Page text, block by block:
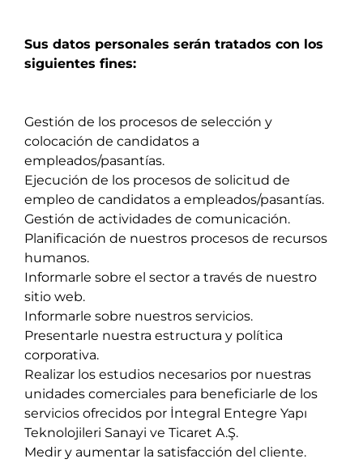
Sus datos personales serán tratados con los
siguientes fines:
Gestión de los procesos de selección y
colocación de candidatos a
empleados/pasantías.
Ejecución de los procesos de solicitud de
empleo de candidatos a empleados/pasantías.
Gestión de actividades de comunicación.
Planificación de nuestros procesos de recursos
humanos.
Informarle sobre el sector a través de nuestro
sitio web.
Informarle sobre nuestros servicios.
Presentarle nuestra estructura y política
corporativa.
Realizar los estudios necesarios por nuestras
unidades comerciales para beneficiarle de los
servicios ofrecidos por İntegral Entegre Yapı
Teknolojileri Sanayi ve Ticaret A.Ş.
Medir y aumentar la satisfacción del cliente.